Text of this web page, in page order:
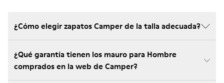
¿Cómo elegir zapatos Camper de la talla adecuada?
¿Qué garantía tienen los mauro para Hombre
comprados en la web de Camper?